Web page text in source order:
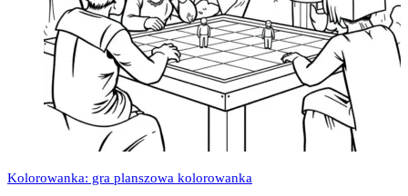
Kolorowanka: gra planszowa kolorowanka